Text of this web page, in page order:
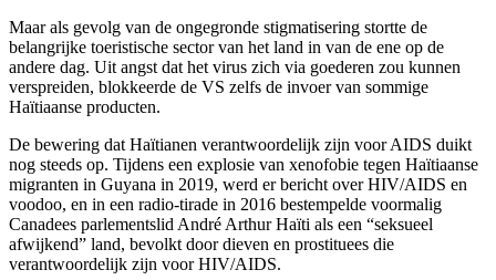
Maar als gevolg van de ongegronde stigmatisering stortte de
belangrijke toeristische sector van het land in van de ene op de
andere dag. Uit angst dat het virus zich via goederen zou kunnen
verspreiden, blokkeerde de VS zelfs de invoer van sommige
Haïtiaanse producten.
De bewering dat Haïtianen verantwoordelijk zijn voor AIDS duikt
nog steeds op. Tijdens een explosie van xenofobie tegen Haïtiaanse
migranten in Guyana in 2019, werd er bericht over HIV/AIDS en
voodoo, en in een radio-tirade in 2016 bestempelde voormalig
Canadees parlementslid André Arthur Haïti als een “seksueel
afwijkend” land, bevolkt door dieven en prostituees die
verantwoordelijk zijn voor HIV/AIDS.